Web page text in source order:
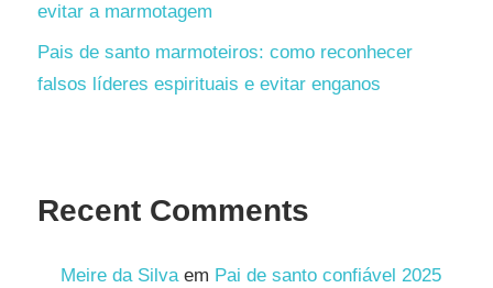
evitar a marmotagem
Pais de santo marmoteiros: como reconhecer
falsos líderes espirituais e evitar enganos
Recent Comments
Meire da Silvaem Pai de santo confiável 2025